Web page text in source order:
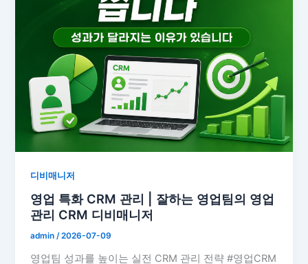
디비매니저
영업 특화 CRM 관리 | 잘하는 영업팀의 영업
관리 CRM 디비매니저
admin/2026-07-09
영업팀 성과를 높이는 실전 CRM 관리 전략 #영업CRM